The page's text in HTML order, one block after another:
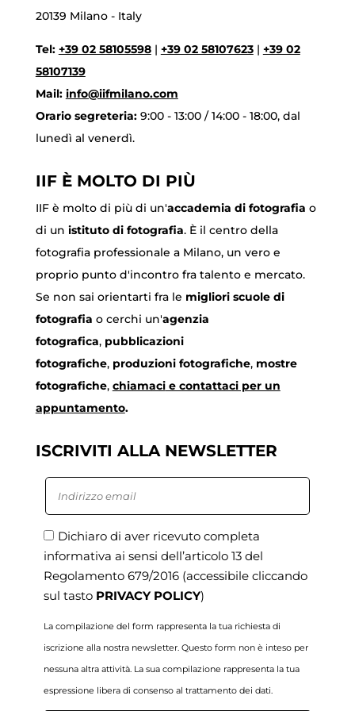
20139 Milano - Italy
Tel: +39 02 58105598| +39 02 58107623| +39 02
58107139
Mail: info@iifmilano.com
Orario segreteria: 9:00 - 13:00 / 14:00 - 18:00, dal
lunedì al venerdì.
IIF È MOLTO DI PIÙ
IIF è molto di più di un'accademia di fotografia o
di un istituto di fotografia. È il centro della
fotografia professionale a Milano, un vero e
proprio punto d'incontro fra talento e mercato.
Se non sai orientarti fra le migliori scuole di
fotografia o cerchi un'agenzia
fotografica, pubblicazioni
fotografiche, produzioni fotografiche, mostre
fotografiche, chiamacie contattaci per un
appuntamento.
ISCRIVITI ALLA NEWSLETTER
Dichiaro di aver ricevuto completa
informativa ai sensi dell’articolo 13 del
Regolamento 679/2016 (accessibile cliccando
sul tasto PRIVACY POLICY)
La compilazione del form rappresenta la tua richiesta di
iscrizione alla nostra newsletter. Questo form non è inteso per
nessuna altra attività. La sua compilazione rappresenta la tua
espressione libera di consenso al trattamento dei dati.